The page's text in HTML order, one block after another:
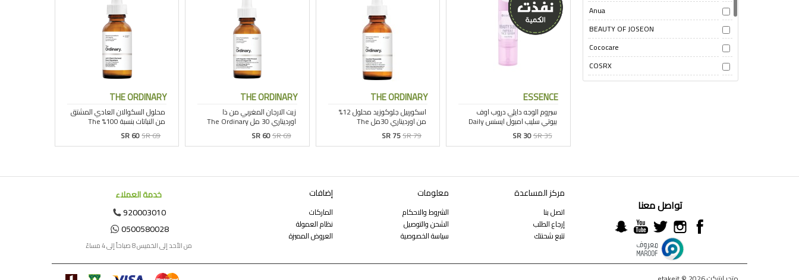
Anua
BEAUTY OF JOSEON
Cococare
COSRX
EQQUALBERRY
nuxe paris
The Ordinary
ESSENCE
SR 30SR 35
THE ORDINARY
SR 75SR 79
THE ORDINARY
SR 60SR 69
THE ORDINARY
SR 60SR 69
تواصل معنا
مركز المساعدة
اتصل بنا
إرجاع الطلب
تتبع شحنتك
معلومات
الشروط والاحكام
الشحن والتوصيل
سياسة الخصوصية
إضافات
الماركات
نظام العمولة
العروض المميزة
خدمة العملاء
920003010
0500580028
من الأحد إلى الخميس 8 صباحاً إلى 4 مساءً